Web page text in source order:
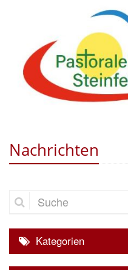
Nachrichten
Suche
Kategorien